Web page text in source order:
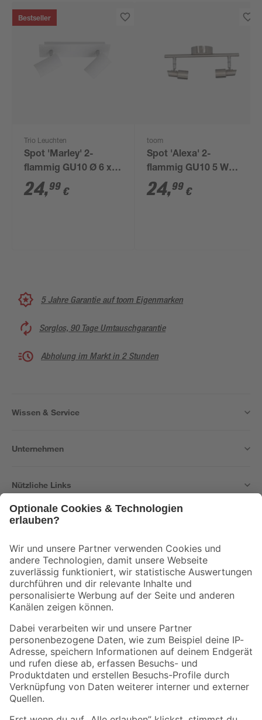
Bestseller
Trio Leuchten
Spot 'Marley' 2-
flammig GU10 Ø 6 x
30 x 15 x 9 cm
24,99 €
toom
Spot 'Alexa' 2-
flammig GU10 5 W
27,5 x 11,5 cm
24,99 €
5 Jahre Garantie auf toom Eigenmarken
Sorglos, 90 Tage Umtauschgarantie
Abholung im Markt in 2 Stunden
Wissen & Service
Unternehmen
Nützliche Links
Der toom Newsletter: Keine Angebote und Aktionen mehr verpassen!
Zur Newsletter Anmeldung
Folge uns
Zahlungsarten Versandarten
Sicher einkaufen